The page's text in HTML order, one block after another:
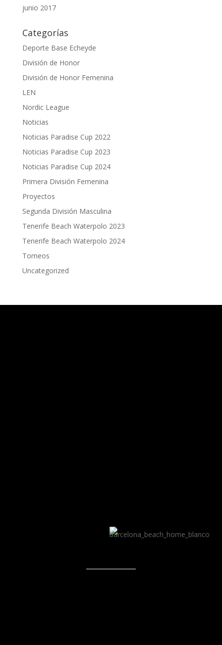
junio 2017
Categorías
Deporte Base Echeyde
División de Honor
División de Honor Femenina
LEN
Nordic League
Noticias
Noticias Paradise Cup 2022
Noticias Paradise Cup 2023
Noticias Paradise Cup 2024
Primera División Femenina
Proyectos
Segunda División Masculina
Tenerife Beach Waterpolo 2023
Tenerife Beach Waterpolo 2024
Torneos
Uncategorized